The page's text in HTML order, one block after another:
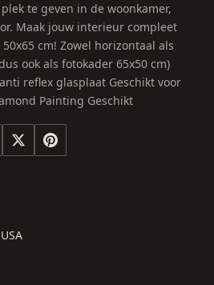
te geven in de woonkamer,
Maak jouw interieur compleet
cm! Zowel horizontaal als
ook als fotokader 65x50 cm)
reflex glasplaat Geschikt voor
Painting Geschikt